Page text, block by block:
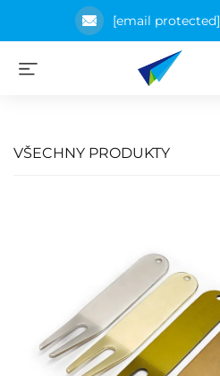
[email protected]
VŠECHNY PRODUKTY